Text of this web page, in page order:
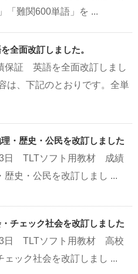
「難関600単語」を ...
全面改訂しました。
証 英語を全面改訂しまし
は、下記のとおりです。全単
・歴史・公民を改訂しました
日 TLTソフト用教材 成績
史・公民を改訂しまし ...
チェック社会を改訂しました
日 TLTソフト用教材 高校
ェック社会を改訂しまし ...